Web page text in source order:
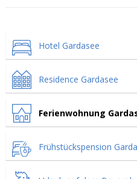
Hotel Gardasee
Residence Gardasee
Ferienwohnung
Frühstückspension